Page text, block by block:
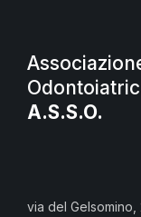
A.S.S.O.
via del Gelsomino,